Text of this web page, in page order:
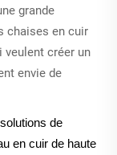
grande
chaises en cuir
veulent créer un
envie de
de
en cuir de haute